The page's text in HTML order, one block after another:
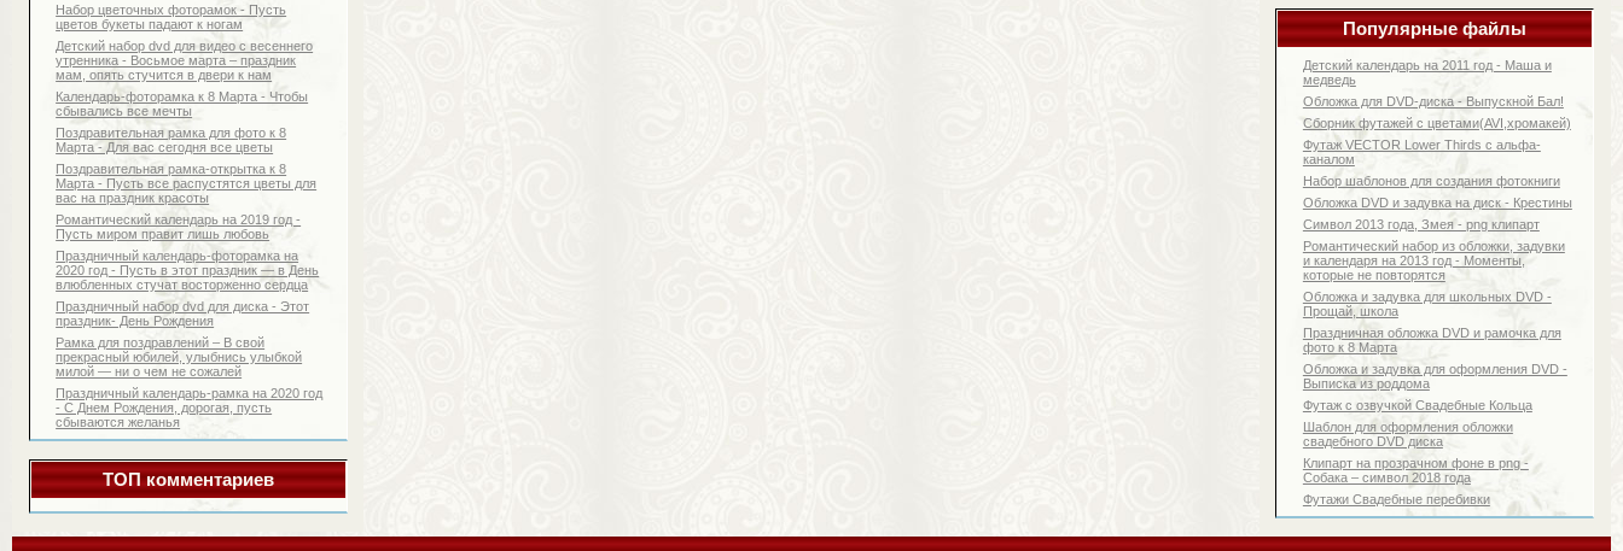
Набор цветочных фоторамок - Пусть
цветов букеты падают к ногам
Детский набор dvd для видео с весеннего
утренника - Восьмое марта – праздник
мам, опять стучится в двери к нам
Календарь-фоторамка к 8 Марта - Чтобы
сбывались все мечты
Поздравительная рамка для фото к 8
Марта - Для вас сегодня все цветы
Поздравительная рамка-открытка к 8
Марта - Пусть все распустятся цветы для
вас на праздник красоты
Романтический календарь на 2019 год -
Пусть миром правит лишь любовь
Праздничный календарь-фоторамка на
2020 год - Пусть в этот праздник — в День
влюбленных стучат восторженно сердца
Праздничный набор dvd для диска - Этот
праздник- День Рождения
Рамка для поздравлений – В свой
прекрасный юбилей, улыбнись улыбкой
милой — ни о чем не сожалей
Праздничный календарь-рамка на 2020 год
- С Днем Рождения, дорогая, пусть
сбываются желанья
ТОП комментариев
Популярные файлы
Детский календарь на 2011 год - Маша и
медведь
Обложка для DVD-диска - Выпускной Бал!
Сборник футажей с цветами(AVI,хромакей)
Футаж VECTOR Lower Thirds с альфа-
каналом
Набор шаблонов для создания фотокниги
Обложка DVD и задувка на диск - Крестины
Символ 2013 года, Змея - png клипарт
Романтический набор из обложки, задувки
и календаря на 2013 год - Моменты,
которые не повторятся
Обложка и задувка для школьных DVD -
Прощай, школа
Праздничная обложка DVD и рамочка для
фото к 8 Марта
Обложка и задувка для оформления DVD -
Выписка из роддома
Футаж с озвучкой Свадебные Кольца
Шаблон для оформления обложки
свадебного DVD диска
Клипарт на прозрачном фоне в png -
Собака – символ 2018 года
Футажи Свадебные перебивки